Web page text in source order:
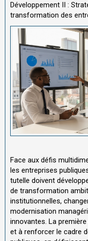
Développement II :
transformation des
Face aux défis
les entreprises
tutelle doivent
de transformation
institutionnelles,
modernisation
innovantes. La
et à renforcer le cadre